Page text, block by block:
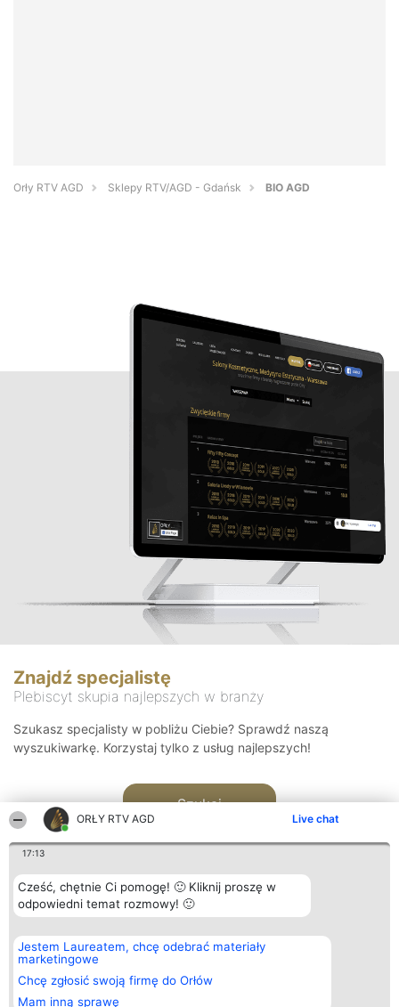
ORŁY RTV AGD Live chat
17:13
Cześć, chętnie Ci pomogę! 🙂 Kliknij proszę w
odpowiedni temat rozmowy! 🙂
Jestem Laureatem, chcę odebrać materiały
marketingowe
Chcę zgłosić swoją firmę do Orłów
Mam inną sprawę
Orły RTV AGD Sklepy RTV/AGD - Gdańsk BIO AGD
Znajdź specjalistę
Plebiscyt skupia najlepszych w branży
Szukasz specjalisty w pobliżu Ciebie? Sprawdź naszą
wyszukiwarkę. Korzystaj tylko z usług najlepszych!
Szukaj
Organizator plebiscytu
Bright Side Solutions sp. z o.
o. sp. k.
ul. Ruska 22
Wrocław 50-079
KRS 0000749100 | Regon
Plebiscyt
Laureaci
wszystkich
Laureatów
Kontakt
Kontakt